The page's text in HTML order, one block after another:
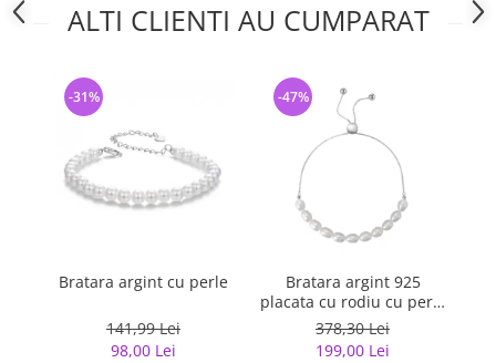
ALTI CLIENTI AU CUMPARAT
Bratara argint cu perle
141,99 Lei
98,00 Lei
-31%
Bratara argint 925
placata cu rodiu cu perle
naturale
378,30 Lei
199,00 Lei
-47%